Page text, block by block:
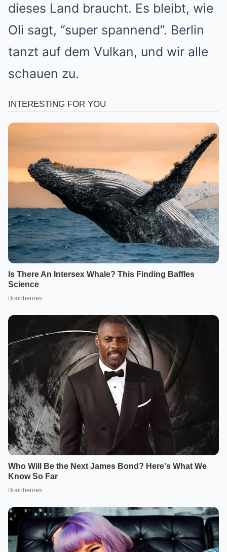
dieses Land braucht. Es bleibt, wie
Oli sagt, “super spannend”. Berlin
tanzt auf dem Vulkan, und wir alle
schauen zu.